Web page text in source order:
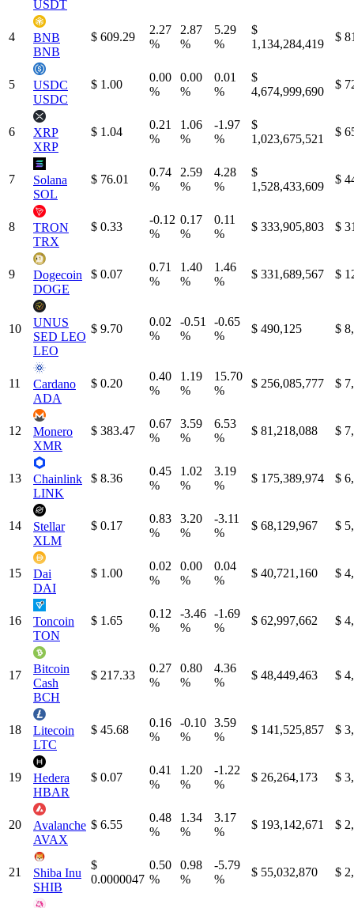
USDT
4
BNB
BNB
$ 609.29
2.27
%
2.87
%
5.29
%
$
1,134,284,419
$
5
USDC
USDC
$ 1.00
0.00
%
0.00
%
0.01
%
$
4,674,999,690
$
6
XRP
XRP
$ 1.04
0.21
%
1.06
%
-1.97
%
$
1,023,675,521
$
7
Solana
SOL
$ 76.01
0.74
%
2.59
%
4.28
%
$
1,528,433,609
$
8
TRON
TRX
$ 0.33
-0.12
%
0.17
%
0.11
%
$ 333,905,803 $
9
Dogecoin
DOGE
$ 0.07
0.71
%
1.40
%
1.46
%
$ 331,689,567 $
10
UNUS
SED LEO
LEO
$ 9.70
0.02
%
-0.51
%
-0.65
%
$ 490,125 $
11
Cardano
ADA
$ 0.20
0.40
%
1.19
%
15.70
%
$ 256,085,777 $
12
Monero
XMR
$ 383.47
0.67
%
3.59
%
6.53
%
$ 81,218,088 $
13
Chainlink
LINK
$ 8.36
0.45
%
1.02
%
3.19
%
$ 175,389,974 $
14
Stellar
XLM
$ 0.17
0.83
%
3.20
%
-3.11
%
$ 68,129,967 $
15
Dai
DAI
$ 1.00
0.02
%
0.00
%
0.04
%
$ 40,721,160 $
16
Toncoin
TON
$ 1.65
0.12
%
-3.46
%
-1.69
%
$ 62,997,662 $
17
Bitcoin
Cash
BCH
$ 217.33
0.27
%
0.80
%
4.36
%
$ 48,449,463 $
18
Litecoin
LTC
$ 45.68
0.16
%
-0.10
%
3.59
%
$ 141,525,857 $
19
Hedera
HBAR
$ 0.07
0.41
%
1.20
%
-1.22
%
$ 26,264,173 $
20
Avalanche
AVAX
$ 6.55
0.48
%
1.34
%
3.17
%
$ 193,142,671 $
21
Shiba Inu
SHIB
$
0.0000047
0.50
%
0.98
%
-5.79
%
$ 55,032,870 $